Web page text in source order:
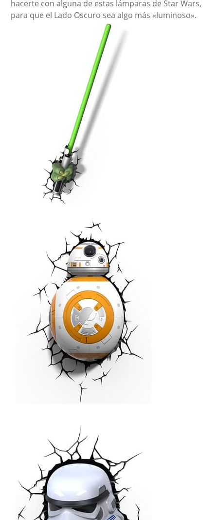
hacerte con alguna de estas lámparas de Star Wars,
para que el Lado Oscuro sea algo más «luminoso».